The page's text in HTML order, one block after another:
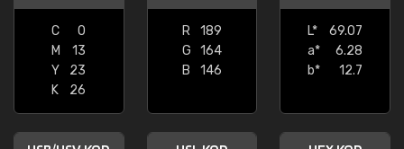
C
0
M
13
Y
23
K
26
R
189
G
164
B
146
L*
69.07
a*
6.28
b*
12.7